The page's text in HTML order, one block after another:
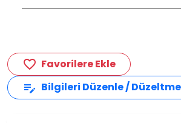
favorite_border Favorilere Ekle
edit_note Bilgileri Düzenle /